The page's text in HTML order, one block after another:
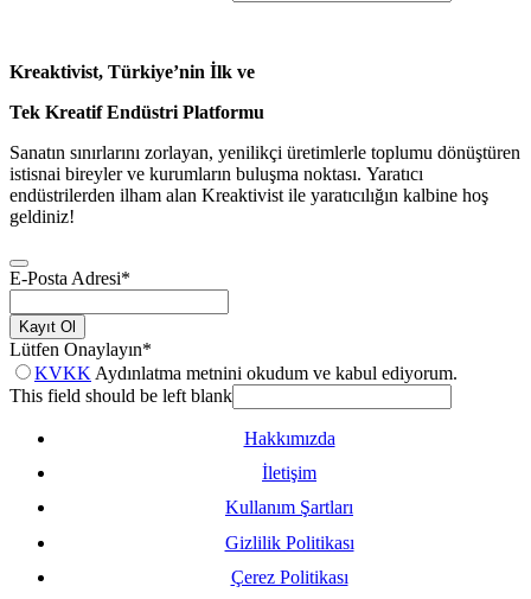
Kreaktivist, Türkiye’nin İlk ve
Tek Kreatif Endüstri Platformu
Sanatın sınırlarını zorlayan, yenilikçi üretimlerle toplumu dönüştüren
istisnai bireyler ve kurumların buluşma noktası. Yaratıcı
endüstrilerden ilham alan Kreaktivist ile yaratıcılığın kalbine hoş
geldiniz!
E-Posta Adresi*
Kayıt Ol
Lütfen Onaylayın*
KVKK Aydınlatma metnini okudum ve kabul ediyorum.
This field should be left blank
Hakkımızda
İletişim
Kullanım Şartları
Gizlilik Politikası
Çerez Politikası